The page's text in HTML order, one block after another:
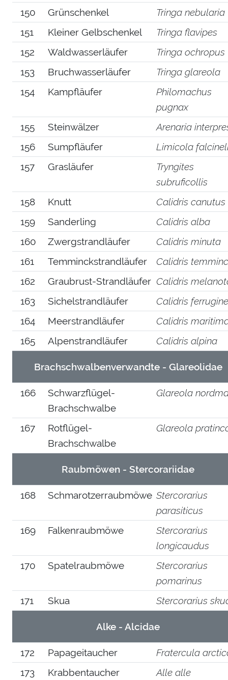
150 Grünschenkel
Tringa nebularia
151
Kleiner Gelbschenkel
Tringa flavipes
152
Waldwasserläufer
Tringa ochropus
153
Bruchwasserläufer
Tringa glareola
154
Kampfläufer
Philomachus
pugnax
155
Steinwälzer
Arenaria
156
Sumpfläufer
Limicola
157
Grasläufer
Tryngites
subruficollis
158
Knutt
Calidris canutus
159
Sanderling
Calidris alba
160
Zwergstrandläufer
Calidris minuta
161
Temminckstrandläufer
Calidris
162
Graubrust-Strandläufer Calidris
163
Sichelstrandläufer
Calidris
164
Meerstrandläufer
Calidris
165
Alpenstrandläufer Calidris alpina
Brachschwalbenverwandte - Glareolidae
166
Schwarzflügel-
Brachschwalbe
Glareola
167
Rotflügel-
Brachschwalbe
Glareola
Raubmöwen - Stercorariidae
168 Schmarotzerraubmöwe Stercorarius
parasiticus
169
Falkenraubmöwe
Stercorarius
longicaudus
170
Spatelraubmöwe
Stercorarius
pomarinus
171
Skua Stercorarius
Alke - Alcidae
172 Papageitaucher
Fratercula
173
Krabbentaucher
Alle alle